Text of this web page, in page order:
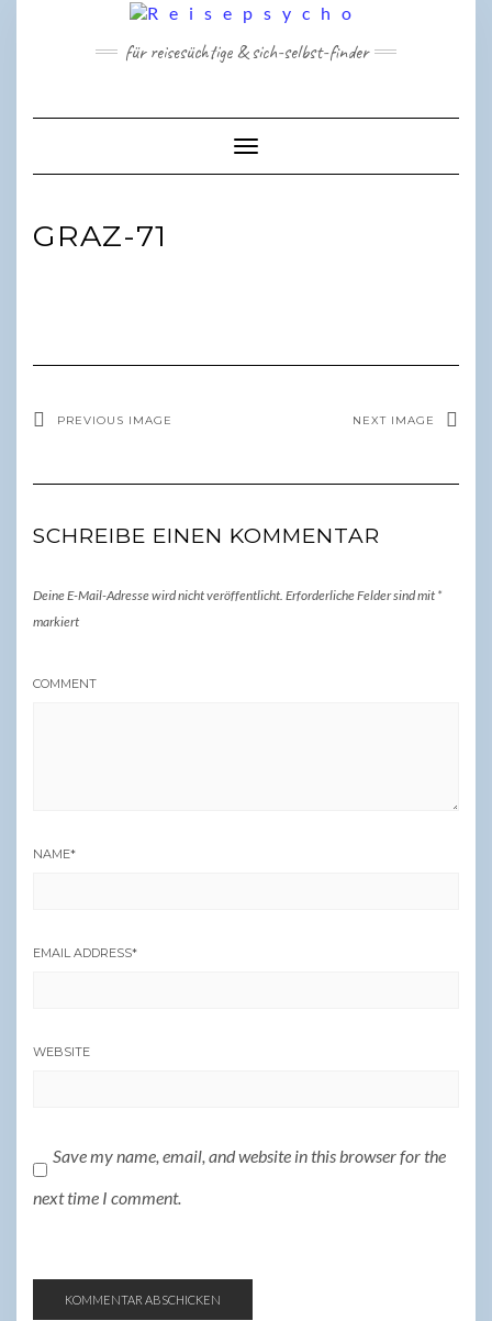
für reisesüchtige & sich-selbst-finder
Toggle Navigation
GRAZ-71
PREVIOUS IMAGE NEXT IMAGE
SCHREIBE EINEN KOMMENTAR
Deine E-Mail-Adresse wird nicht veröffentlicht. Erforderliche Felder sind mit *
markiert
COMMENT
NAME*
EMAIL ADDRESS*
WEBSITE
Save my name, email, and website in this browser for the
next time I comment.